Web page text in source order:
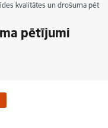
kvalitātes un drošuma
pētījumi